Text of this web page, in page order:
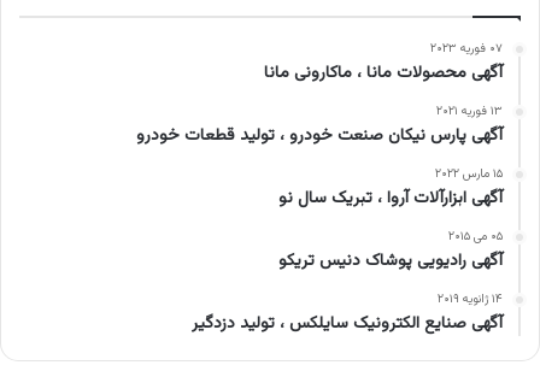
۰۷ فوریه ۲۰۲۳
آگهی محصولات مانا ، ماکارونی مانا
۱۳ فوریه ۲۰۲۱
آگهی پارس نیکان صنعت خودرو ، تولید قطعات خودرو
۱۵ مارس ۲۰۲۲
آگهی ابزارآلات آروا ، تبریک سال نو
۰۵ می ۲۰۱۵
آگهی رادیویی پوشاک دنیس تریکو
۱۴ ژانویه ۲۰۱۹
آگهی صنایع الکترونیک سایلکس ، تولید دزدگیر